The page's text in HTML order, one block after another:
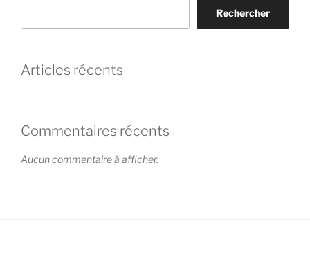
Rechercher
Articles récents
Commentaires récents
Aucun commentaire à afficher.